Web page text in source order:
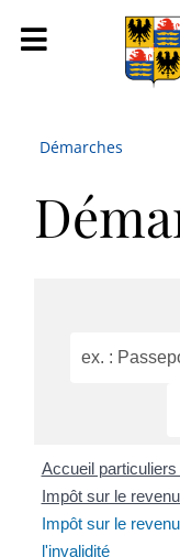
Démarches
Accueil particuliers
Impôt sur le
Impôt sur le
l'invalidité